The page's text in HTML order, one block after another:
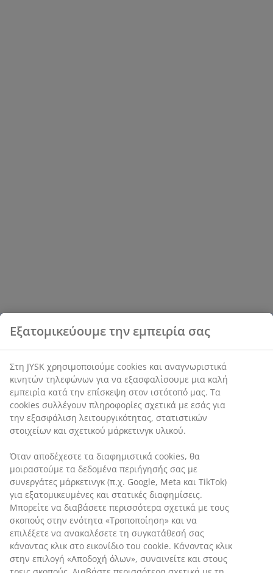
Εξατομικεύουμε την εμπειρία σας
Στη JYSK χρησιμοποιούμε cookies και αναγνωριστικά
κινητών τηλεφώνων για να εξασφαλίσουμε μια καλή
εμπειρία κατά την επίσκεψη στον ιστότοπό μας. Τα
cookies συλλέγουν πληροφορίες σχετικά με εσάς για
την εξασφάλιση λειτουργικότητας, στατιστικών
στοιχείων και σχετικού μάρκετινγκ υλικού.
Όταν αποδέχεστε τα διαφημιστικά cookies, θα
μοιραστούμε τα δεδομένα περιήγησής σας με
συνεργάτες μάρκετινγκ (π.χ. Google, Meta και TikTok)
για εξατομικευμένες και στατικές διαφημίσεις.
Μπορείτε να διαβάσετε περισσότερα σχετικά με τους
σκοπούς στην ενότητα «Τροποποίηση» και να
επιλέξετε να ανακαλέσετε τη συγκατάθεσή σας
κάνοντας κλικ στο εικονίδιο του cookie. Κάνοντας κλικ
στην επιλογή «Αποδοχή όλων», συναινείτε και στους